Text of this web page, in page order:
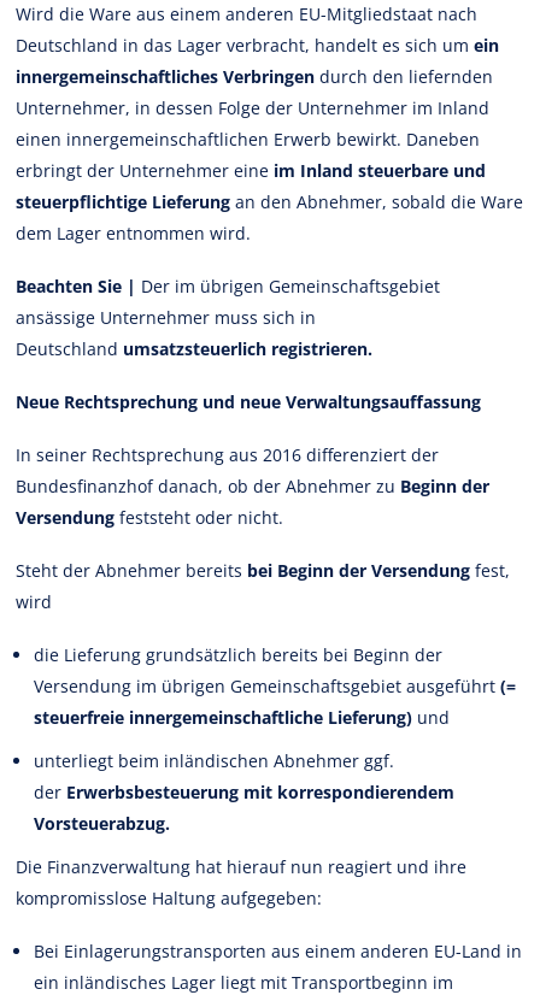
Wird die Ware aus einem anderen EU-Mitgliedstaat nach
Deutschland in das Lager verbracht, handelt es sich umein
innergemeinschaftliches Verbringen durch den liefernden
Unternehmer, in dessen Folge der Unternehmer im Inland
einen innergemeinschaftlichen Erwerb bewirkt. Daneben
erbringt der Unternehmer eine im Inland steuerbare und
steuerpflichtige Lieferungan den Abnehmer, sobald die Ware
dem Lager entnommen wird.
Beachten Sie | Der im übrigen Gemeinschaftsgebiet
ansässige Unternehmer muss sich in
Deutschland umsatzsteuerlich registrieren.
Neue Rechtsprechung und neue Verwaltungsauffassung
In seiner Rechtsprechung aus 2016 differenziert der
Bundesfinanzhof danach, ob der Abnehmer zu Beginn der
Versendung feststeht oder nicht.
Steht der Abnehmer bereits bei Beginn der Versendung fest,
wird
die Lieferung grundsätzlich bereits bei Beginn der
Versendung im übrigen Gemeinschaftsgebiet ausgeführt(=
steuerfreie innergemeinschaftliche Lieferung) und
unterliegt beim inländischen Abnehmer ggf.
der Erwerbsbesteuerung mit korrespondierendem
Vorsteuerabzug.
Die Finanzverwaltung hat hierauf nun reagiert und ihre
kompromisslose Haltung aufgegeben:
Bei Einlagerungstransporten aus einem anderen EU-Land in
ein inländisches Lager liegt mit Transportbeginn im